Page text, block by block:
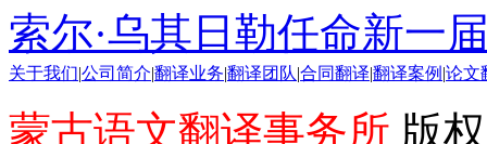
索尔·乌其日勒任命新一
关于我们 公司简介 翻译业务 翻译团队 合同翻译 翻译案例 论文
蒙古语文翻译事务所 版